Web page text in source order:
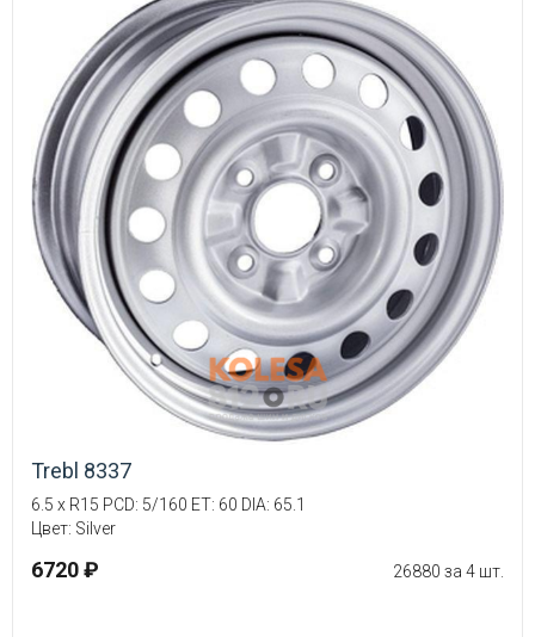
Trebl 8337
6.5 x R15 PCD: 5/160 ET: 60 DIA: 65.1
Цвет: Silver
6720 ₽ 26880 за 4 шт.